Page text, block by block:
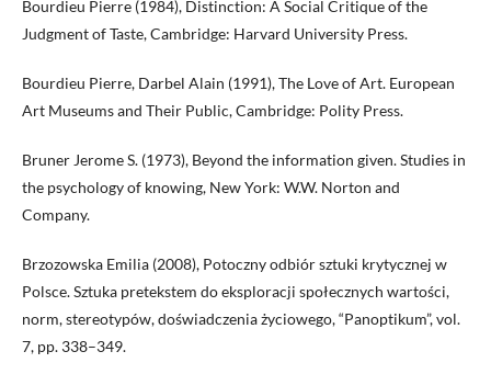
Bourdieu Pierre (1984), Distinction: A Social Critique of the
Judgment of Taste, Cambridge: Harvard University Press.
Bourdieu Pierre, Darbel Alain (1991), The Love of Art. European
Art Museums and Their Public, Cambridge: Polity Press.
Bruner Jerome S. (1973), Beyond the information given. Studies in
the psychology of knowing, New York: W.W. Norton and
Company.
Brzozowska Emilia (2008), Potoczny odbiór sztuki krytycznej w
Polsce. Sztuka pretekstem do eksploracji społecznych wartości,
norm, stereotypów, doświadczenia życiowego, “Panoptikum”, vol.
7, pp. 338–349.